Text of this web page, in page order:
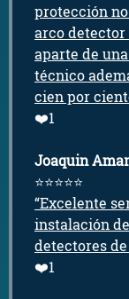
protección
arco detector
aparte de
técnico
cien por
❤️1
Joaquin
⭐⭐⭐⭐⭐
“Excelente
instalación
detectores
❤️1